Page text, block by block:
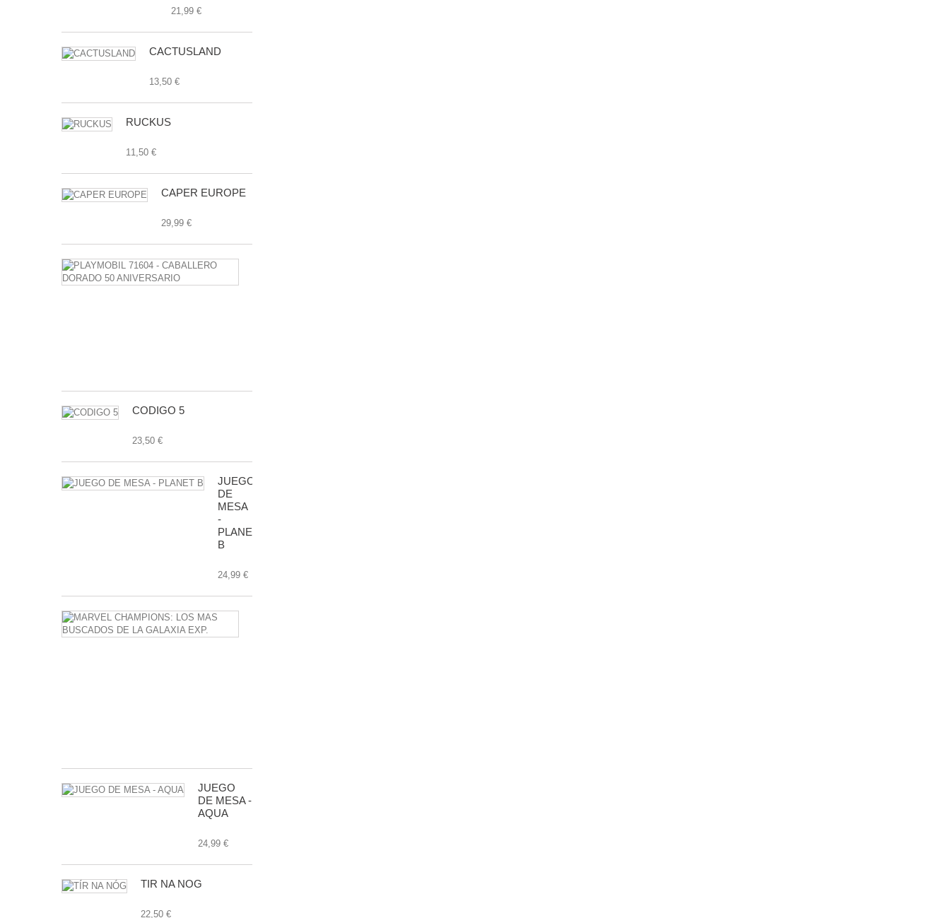
21,99 €
CACTUSLAND
13,50 €
RUCKUS
11,50 €
CAPER EUROPE
29,99 €
CODIGO 5
23,50 €
JUEGO
DE
MESA
-
PLANET
B
24,99 €
JUEGO
DE MESA -
AQUA
24,99 €
TÍR NA NÓG
22,50 €